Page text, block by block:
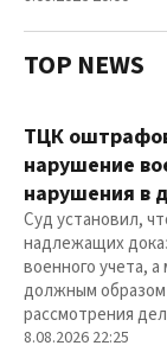
TOP NEWS
ТЦК
нарушение
нарушения в
Суд установил,
надлежащих
военного учета,
должным
рассмотрения
8.08.2026 22:25